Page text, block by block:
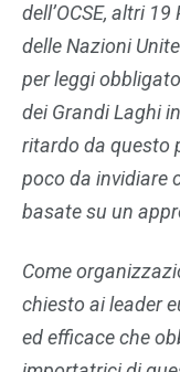
dell’OCSE, altri
delle Nazioni
per leggi
dei Grandi Laghi
ritardo da questo
poco da invidiare
basate su un
Come
chiesto ai leader
ed efficace che